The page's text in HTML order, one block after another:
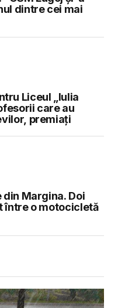
dintre cei mai
Liceul „Iulia
care au
premiați
Margina. Doi
între o motocicletă